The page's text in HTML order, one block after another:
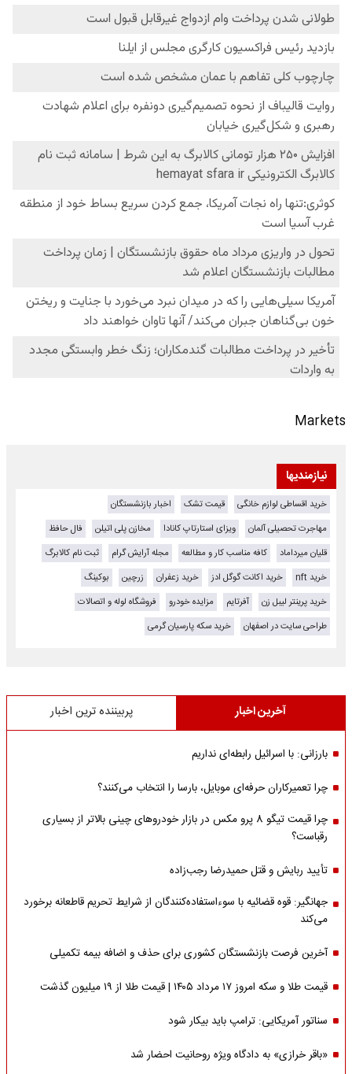
Markets
نیازمندیها
خرید اقساطی لوازم خانگی قیمت تشک
اخبار بازنشستگان
مهاجرت تحصیلی آلمان
ویزای استارتاپ کانادا مخازن پلی اتیلن
فال حافظ
قلیان میرداماد
کافه مناسب کار و مطالعه مجله آرایش گرام
ثبت نام کالابرگ
خرید nft
خرید اکانت گوگل ادز خرید زعفران زرچین
بوکینگ
خرید پرینتر لیبل زن
آفرتایم مزایده خودرو
فروشگاه لوله و اتصالات
طراحی سایت در اصفهان
خرید سکه پارسیان گرمی
آخرین اخبار پربیننده ترین اخبار
بارزانی: با اسرائیل رابطه‌ای نداریم
چرا تعمیرکاران حرفه‌ای موبایل، بارسا را انتخاب می‌کنند؟
چرا قیمت تیگو 8 پرو مکس در بازار خودروهای چینی بالاتر از بسیاری
رقباست؟
تأیید ربایش و قتل حمیدرضا رجب‌زاده
جهانگیر: قوه قضائیه با سوءاستفاده‌کنندگان از شرایط تحریم قاطعانه برخورد
می‌کند
آخرین فرصت بازنشستگان کشوری برای حذف و اضافه بیمه تکمیلی
قیمت طلا و سکه امروز ۱۷ مرداد ۱۴۰۵ | قیمت طلا از ۱۹ میلیون گذشت
سناتور آمریکایی: ترامپ باید بیکار شود
«باقر خرازی» به دادگاه ویژه روحانیت احضار شد